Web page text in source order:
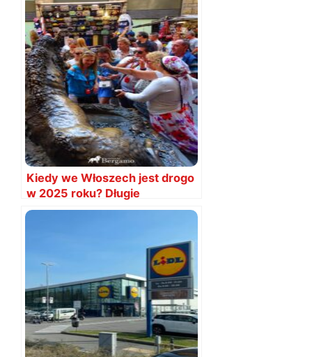
Kiedy we Włoszech jest drogo
w 2025 roku? Długie
weekendy